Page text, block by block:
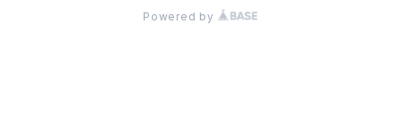
Powered by